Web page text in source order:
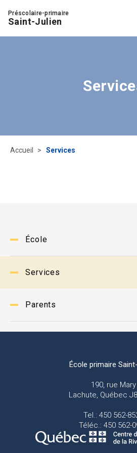
Préscolaire-primaire
Saint-Julien
École
Services
Parents
Accueil Services
École primaire
190, rue Mary
Lachute, Québec
Tel.: 450 562-
Téléc.: 450 562-